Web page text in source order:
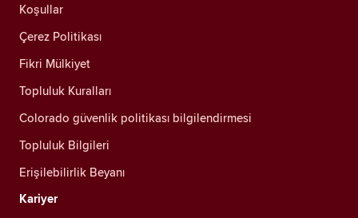
Koşullar
Çerez Politikası
Fikri Mülkiyet
Topluluk Kuralları
Colorado güvenlik politikası bilgilendirmesi
Topluluk Bilgileri
Erişilebilirlik Beyanı
Kariyer